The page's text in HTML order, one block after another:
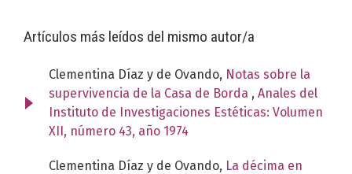
Artículos más leídos del mismo autor/a
Clementina Díaz y de Ovando, Notas sobre la
supervivencia de la Casa de Borda , Anales del
Instituto de Investigaciones Estéticas: Volumen
XII, número 43, año 1974
Clementina Díaz y de Ovando, La décima en